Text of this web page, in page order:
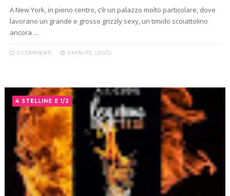
A New York, in pieno centro, c’è un palazzo molto particolare, dove
lavorano un grande e grosso grizzly sexy, un timido scoiattolino
ancora ...
0 COMMENTI 3 MINUTE LEGGI
4 STELLINE E 1/2